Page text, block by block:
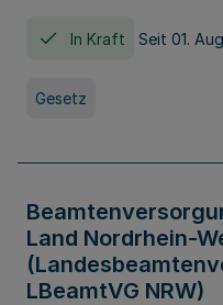
In Kraft Seit 01.
Gesetz
Land Nordrhein-
LBeamtVG NRW)